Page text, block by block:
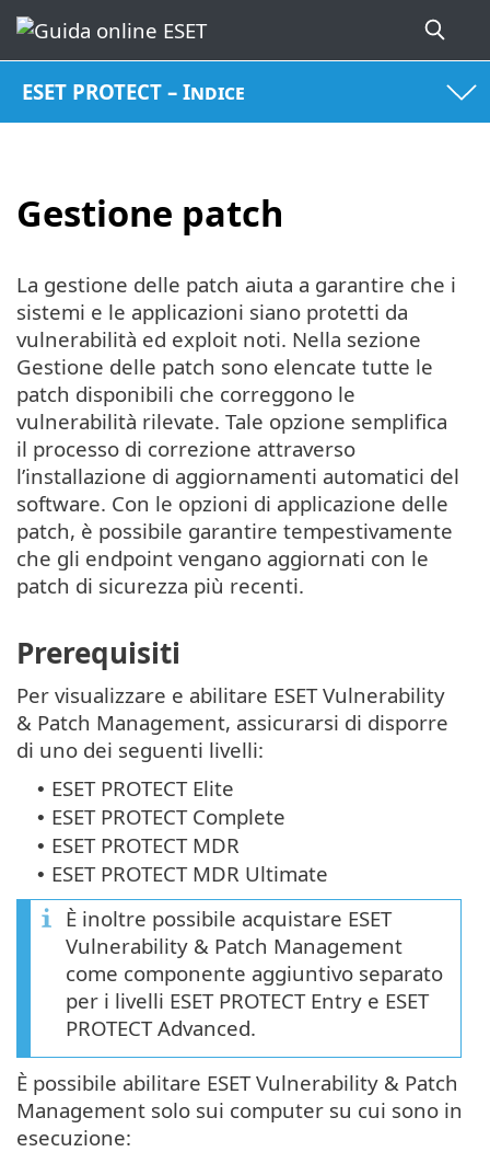
ESET PROTECT – Indice
Gestione patch
La gestione delle patch aiuta a garantire che i
sistemi e le applicazioni siano protetti da
vulnerabilità ed exploit noti. Nella sezione
Gestione delle patch sono elencate tutte le
patch disponibili che correggono le
vulnerabilità rilevate. Tale opzione semplifica
il processo di correzione attraverso
l’installazione di aggiornamenti automatici del
software. Con le opzioni di applicazione delle
patch, è possibile garantire tempestivamente
che gli endpoint vengano aggiornati con le
patch di sicurezza più recenti.
Prerequisiti
Per visualizzare e abilitare ESET Vulnerability
& Patch Management, assicurarsi di disporre
di uno dei seguenti livelli:
• ESET PROTECT Elite
• ESET PROTECT Complete
• ESET PROTECT MDR
• ESET PROTECT MDR Ultimate
È inoltre possibile acquistare ESET
Vulnerability & Patch Management
come componente aggiuntivo separato
per i livelli ESET PROTECT Entry e ESET
PROTECT Advanced.
È possibile abilitare ESET Vulnerability & Patch
Management solo sui computer su cui sono in
esecuzione: